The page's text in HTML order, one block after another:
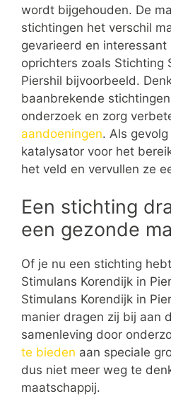
wordt bijgehouden. De
stichtingen het verschil
gevarieerd en interessant
oprichters zoals Stichting
Piershil bijvoorbeeld.
baanbrekende
onderzoek en zorg
aandoeningen. Als
katalysator voor het
het veld en vervullen ze
Een stichting
een gezonde
Of je nu een stichting
Stimulans Korendijk in
Stimulans Korendijk in
manier dragen zij bij aan
samenleving door
te bieden aan speciale
dus niet meer weg te
maatschappij.